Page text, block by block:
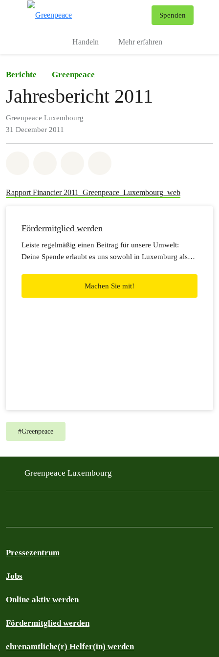
Spenden
Handeln Mehr erfahren
Berichte Greenpeace
Jahresbericht 2011
Greenpeace Luxembourg
31 December 2011
Rapport Financier 2011_Greenpeace_Luxembourg_web
Fördermitglied werden
Leiste regelmäßig einen Beitrag für unsere Umwelt:
Deine Spende erlaubt es uns sowohl in Luxemburg als
Machen Sie mit!
#Greenpeace
Greenpeace Luxembourg
Pressezentrum
Jobs
Online aktiv werden
Fördermitglied werden
ehrenamtliche(r) Helfer(in) werden